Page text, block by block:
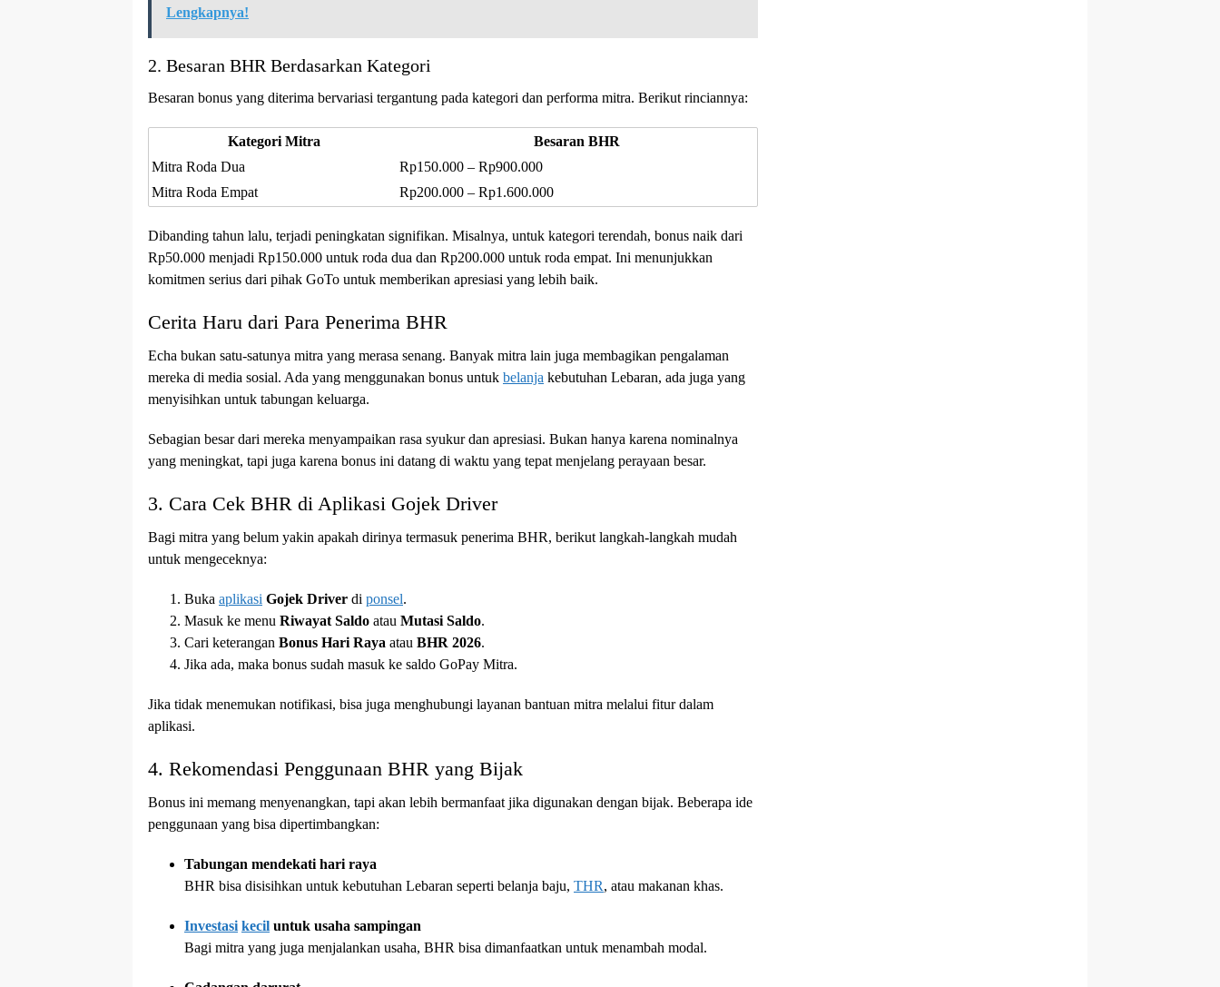
Lengkapnya!
2. Besaran BHR Berdasarkan Kategori
Besaran bonus yang diterima bervariasi tergantung pada kategori dan performa mitra. Berikut rinciannya:
Kategori Mitra
Besaran BHR
Mitra Roda Dua
Rp150.000 – Rp900.000
Mitra Roda Empat
Rp200.000 – Rp1.600.000
Dibanding tahun lalu, terjadi peningkatan signifikan. Misalnya, untuk kategori terendah, bonus naik dari
Rp50.000 menjadi Rp150.000 untuk roda dua dan Rp200.000 untuk roda empat. Ini menunjukkan
komitmen serius dari pihak GoTo untuk memberikan apresiasi yang lebih baik.
Cerita Haru dari Para Penerima BHR
Echa bukan satu-satunya mitra yang merasa senang. Banyak mitra lain juga membagikan pengalaman
mereka di media sosial. Ada yang menggunakan bonus untuk belanja kebutuhan Lebaran, ada juga yang
menyisihkan untuk tabungan keluarga.
Sebagian besar dari mereka menyampaikan rasa syukur dan apresiasi. Bukan hanya karena nominalnya
yang meningkat, tapi juga karena bonus ini datang di waktu yang tepat menjelang perayaan besar.
3. Cara Cek BHR di Aplikasi Gojek Driver
Bagi mitra yang belum yakin apakah dirinya termasuk penerima BHR, berikut langkah-langkah mudah
untuk mengeceknya:
Buka aplikasi Gojek Driver di ponsel.
Masuk ke menu Riwayat Saldo atau Mutasi Saldo.
Cari keterangan Bonus Hari Raya atau BHR 2026.
Jika ada, maka bonus sudah masuk ke saldo GoPay Mitra.
Jika tidak menemukan notifikasi, bisa juga menghubungi layanan bantuan mitra melalui fitur dalam
aplikasi.
4. Rekomendasi Penggunaan BHR yang Bijak
Bonus ini memang menyenangkan, tapi akan lebih bermanfaat jika digunakan dengan bijak. Beberapa ide
penggunaan yang bisa dipertimbangkan:
Tabungan mendekati hari raya
BHR bisa disisihkan untuk kebutuhan Lebaran seperti belanja baju, THR, atau makanan khas.
Investasi kecil untuk usaha sampingan
Bagi mitra yang juga menjalankan usaha, BHR bisa dimanfaatkan untuk menambah modal.